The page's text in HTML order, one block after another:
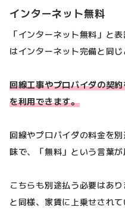
インターネット無料
「インターネット無料」と
はインターネット完備と同じ
回線工事やプロバイダの契
を利用できます。
回線やプロバイダの料金を
味で、「無料」という言葉が
こちらも別途払う必要はあ
と同様、家賃に上乗せされ